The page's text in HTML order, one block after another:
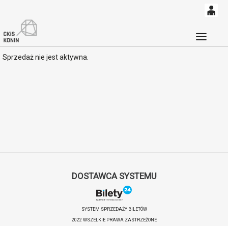
0,00
PLN
Sprzedaż nie jest aktywna.
DOSTAWCA SYSTEMU
SYSTEM SPRZEDAŻY BILETÓW
2022 WSZELKIE PRAWA ZASTRZEŻONE